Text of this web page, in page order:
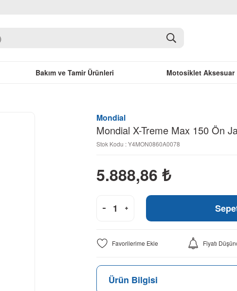
Bakım ve Tamir Ürünleri Motosiklet Aksesuar
Mondial
Mondial X-Treme Max 150 Ön
Stok Kodu : Y4MON0860A0078
5.888,86 ₺
Fiyatı
Ürün Bilgisi